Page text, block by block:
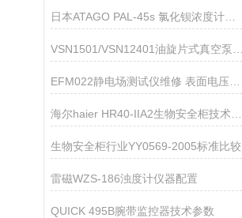
日本ATAGO PAL-45s 氯化钡浓度计应用指导
海尔haier HR40-IIA2生物安全柜技术参数
生物安全柜行业YY0569-2005标准比较
雷磁WZS-186浊度计仪器配置
QUICK 495B腕带监控器技术参数